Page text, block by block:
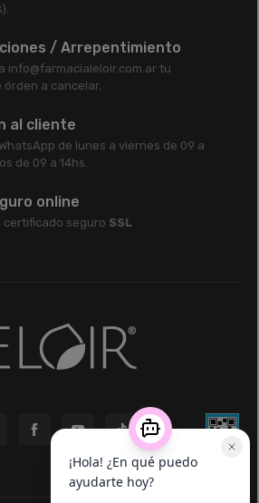
/ Arrepentimiento
info@farmacialeloir.com.ar tu
órden a cancelar.
al cliente
de lunes a viernes de 09 a
de 09 a 14hs.
online
certificado seguro SSL